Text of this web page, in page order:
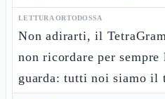
LETTURA ORTODOSSA
Non adirarti, il
non ricordare per
guarda: tutti noi siamo il